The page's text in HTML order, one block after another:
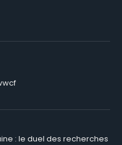
: le duel des recherches